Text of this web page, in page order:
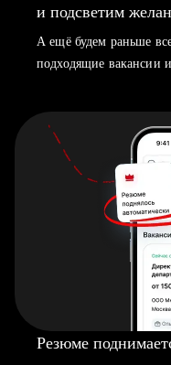
и подсветим
А ещё будем раньше
подходящие вакансии
Резюме